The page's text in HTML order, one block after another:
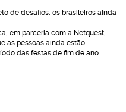
de desafios, os brasileiros ainda
em parceria com a Netquest,
as pessoas ainda estão
das festas de fim de ano.